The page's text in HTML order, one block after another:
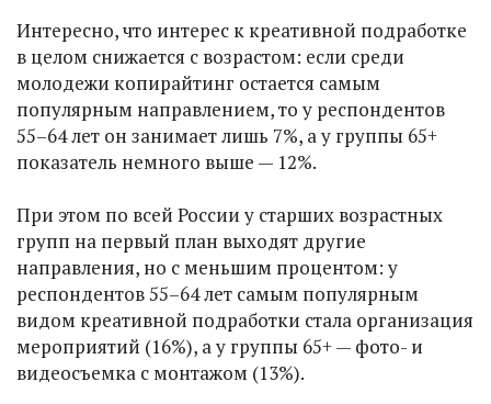
Интересно, что интерес к креативной подработке
в целом снижается с возрастом: если среди
молодежи копирайтинг остается самым
популярным направлением, то у респондентов
55–64 лет он занимает лишь 7%, а у группы 65+
показатель немного выше — 12%.
При этом по всей России у старших возрастных
групп на первый план выходят другие
направления, но с меньшим процентом: у
респондентов 55–64 лет самым популярным
видом креативной подработки стала организация
мероприятий (16%), а у группы 65+ — фото- и
видеосъемка с монтажом (13%).